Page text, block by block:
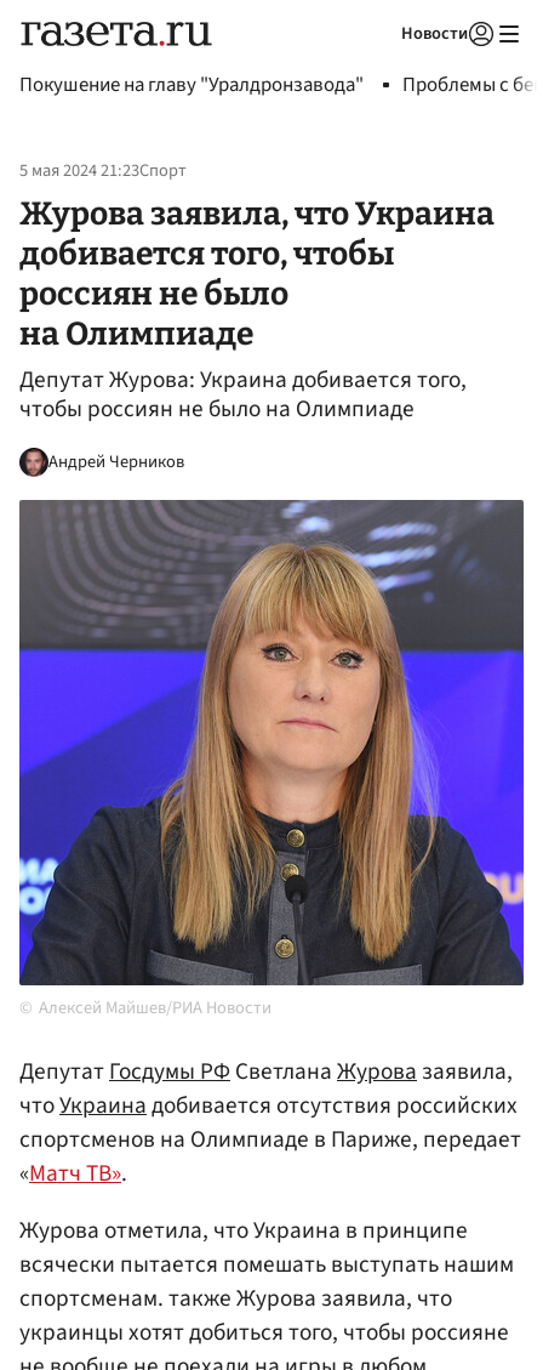
Новости
Покушение на главу "Уралдронзавода" Проблемы с
5 мая 2024 21:23Спорт
Журова заявила, что Украина
добивается того, чтобы
россиян не было
на Олимпиаде
Депутат Журова: Украина добивается того,
чтобы россиян не было на Олимпиаде
Андрей Черников
Алексей Майшев/РИА Новости
ДепутатГосдумы РФСветланаЖуровазаявила,
чтоУкраинадобивается отсутствия российских
спортсменов на Олимпиаде в Париже, передает
«Матч ТВ».
Журова отметила, что Украина в принципе
всячески пытается помешать выступать нашим
спортсменам. также Журова заявила, что
украинцы хотят добиться того, чтобы россияне